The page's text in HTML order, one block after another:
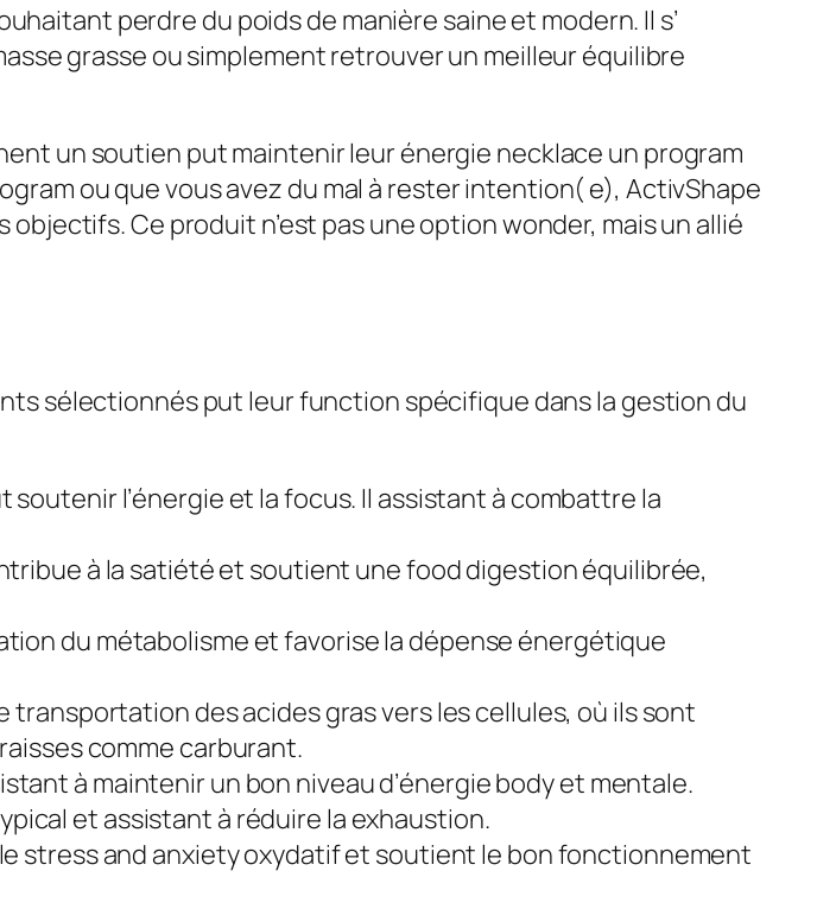
perdre du poids de manière saine et modern. Il s’
grasse ou simplement retrouver un meilleur équilibre
un soutien put maintenir leur énergie necklace un program
ou que vous avez du mal à rester intention( e), ActivShape
Ce produit n’est pas une option wonder, mais un allié
sélectionnés put leur function spécifique dans la gestion du
l’énergie et la focus. Il assistant à combattre la
à la satiété et soutient une food digestion équilibrée,
du métabolisme et favorise la dépense énergétique
transportation des acides gras vers les cellules, où ils sont
comme carburant.
à maintenir un bon niveau d’énergie body et mentale.
et assistant à réduire la exhaustion.
stress and anxiety oxydatif et soutient le bon fonctionnement